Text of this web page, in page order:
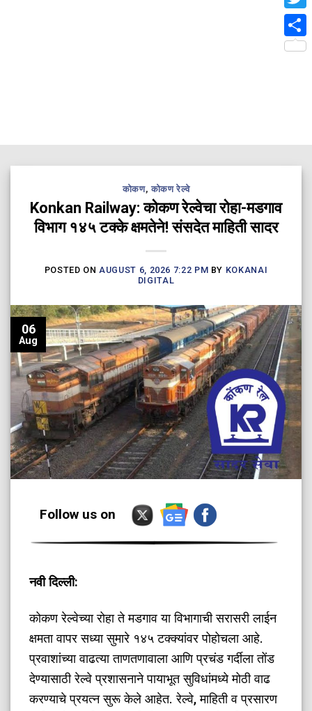
कोकण, कोकण रेल्वे
Konkan Railway: कोकण रेल्वेचा रोहा-मडगाव
विभाग १४५ टक्के क्षमतेने! संसदेत माहिती सादर
POSTED ONAUGUST 6, 2026 7:22 PM BY KOKANAI
DIGITAL
06
Aug
Follow us on
​नवी दिल्ली:
कोकण रेल्वेच्या रोहा ते मडगाव या विभागाची सरासरी लाईन
क्षमता वापर सध्या सुमारे १४५ टक्क्यांवर पोहोचला आहे.
प्रवाशांच्या वाढत्या ताणतणावाला आणि प्रचंड गर्दीला तोंड
देण्यासाठी रेल्वे प्रशासनाने पायाभूत सुविधांमध्ये मोठी वाढ
करण्याचे प्रयत्न सुरू केले आहेत. रेल्वे, माहिती व प्रसारण